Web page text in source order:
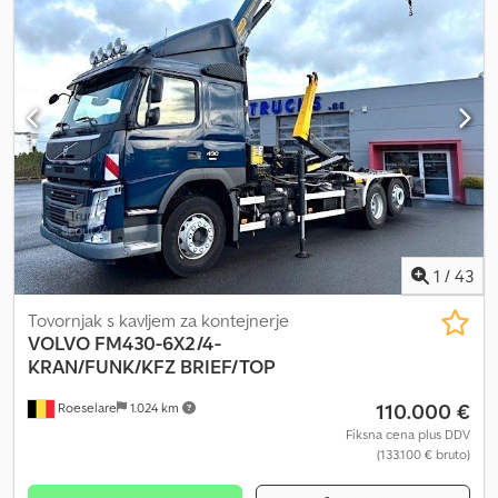
4,20 m Csdpfx Alohw Auwo Ierf * Prednja volanska os * Dvižna os *
Euro 4 * Avtomatski menjalnik * Vzmetenje: listnate vzmeti / zrak /
zrak * ABS * Centralno mazanje * Vrtljiva opozorilna luč *
Shranjevalna škatla * Dvig izpuha * Senčnik * Tempomat * El.
pomik stekel * Električna ogledala * Ogrevano sedeži * Zračni
sedež * Strešno okno * Pnevmatike 315/80 R22,5 pribl. 40-30-60%
* Nemško vozilo * ? Neto prodaja znotraj EU samo s kavcijo za DDV
in dokazilom o registraciji v ciljni državi (potrdilo o prispetju), *
Prodaja le pravnim osebam, prevoz do ... Ta ponudba je
nezavezujoča in neobvezna. Pridržujemo si pravico do napak in
vmesne prodaje. * Brez garancije za vnosne napake. Možen
prevoz do pristanišča. Ogledi samo po dogovoru, WhatsApp 1 / 43
Roeselare 1.024 km
Tovornjak s kavljem za kontejnerje
VOLVO FM430-6X2/4-
KRAN/FUNK/KFZ BRIEF/TOP
110.000 €
Fiksna cena plus DDV
(133.100 € bruto)